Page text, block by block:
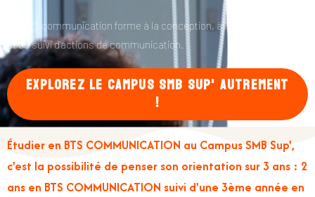
Le BTS communication forme à la conception, à la mise en œuvre
et au suivi d’actions de communication.
EXPLOREZ LE CAMPUS SMB SUP' AUTREMENT
!
Étudier en BTS COMMUNICATION au Campus SMB Sup',
c'est la possibilité de penser son orientation sur 3 ans : 2
ans en BTS COMMUNICATION suivi d'une 3ème année en